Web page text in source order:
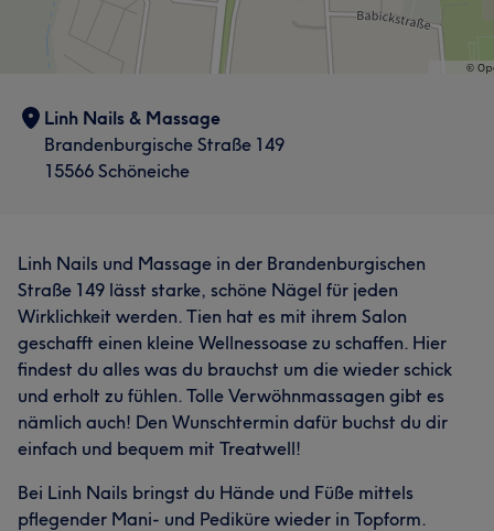
Linh Nails & Massage
Brandenburgische Straße 149
15566 Schöneiche
Linh Nails und Massage in der Brandenburgischen
Straße 149 lässt starke, schöne Nägel für jeden
Wirklichkeit werden. Tien hat es mit ihrem Salon
geschafft einen kleine Wellnessoase zu schaffen. Hier
findest du alles was du brauchst um die wieder schick
und erholt zu fühlen. Tolle Verwöhnmassagen gibt es
nämlich auch! Den Wunschtermin dafür buchst du dir
einfach und bequem mit Treatwell!
Bei Linh Nails bringst du Hände und Füße mittels
pflegender Mani- und Pediküre wieder in Topform.